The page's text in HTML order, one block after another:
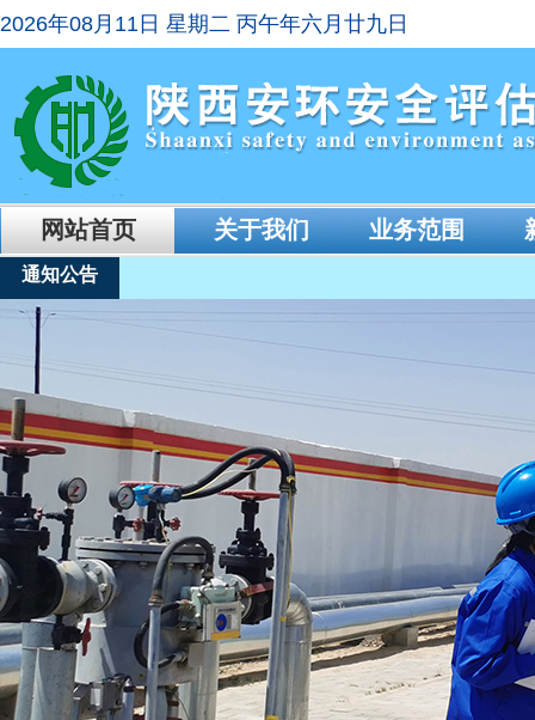
2026年08月11日 星期二 丙午年六月廿九日
网站首页 关于我们 业务范围
通知公告